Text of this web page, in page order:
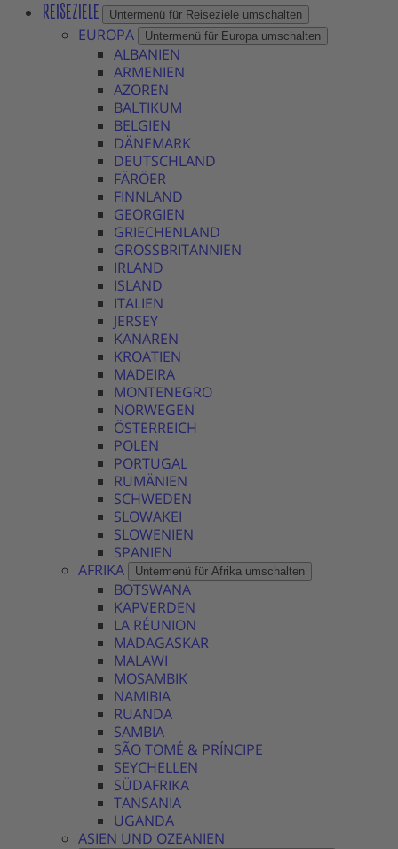
REISEZIELE Untermenü für Reiseziele umschalten
EUROPA Untermenü für Europa umschalten
ALBANIEN
ARMENIEN
AZOREN
BALTIKUM
BELGIEN
DÄNEMARK
DEUTSCHLAND
FÄRÖER
FINNLAND
GEORGIEN
GRIECHENLAND
GROSSBRITANNIEN
IRLAND
ISLAND
ITALIEN
JERSEY
KANAREN
KROATIEN
MADEIRA
MONTENEGRO
NORWEGEN
ÖSTERREICH
POLEN
PORTUGAL
RUMÄNIEN
SCHWEDEN
SLOWAKEI
SLOWENIEN
SPANIEN
AFRIKA
Untermenü für Afrika umschalten
BOTSWANA
KAPVERDEN
LA RÉUNION
MADAGASKAR
MALAWI
MOSAMBIK
NAMIBIA
RUANDA
SAMBIA
SÃO TOMÉ & PRÍNCIPE
SEYCHELLEN
SÜDAFRIKA
TANSANIA
UGANDA
ASIEN UND OZEANIEN